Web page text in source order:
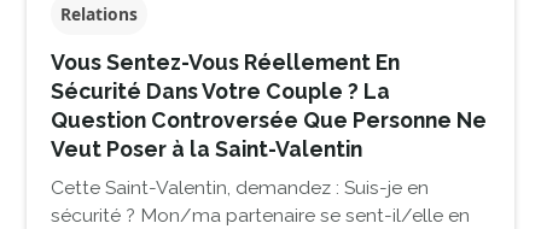
Relations
Vous Sentez-Vous Réellement En
Sécurité Dans Votre Couple ? La
Question Controversée Que Personne Ne
Veut Poser à la Saint-Valentin
Cette Saint-Valentin, demandez : Suis-je en
sécurité ? Mon/ma partenaire se sent-il/elle en